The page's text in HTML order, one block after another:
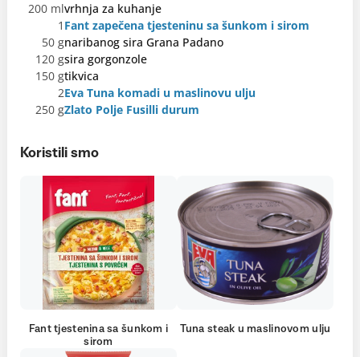
200 mlvrhnja za kuhanje
1 Fant zapečena tjesteninu sa šunkom i sirom
50 gnaribanog sira Grana Padano
120 gsira gorgonzole
150 gtikvica
2Eva Tuna komadi u maslinovu ulju
250 gZlato Polje Fusilli durum
Koristili smo
Fant tjestenina sa šunkom i
sirom
Tuna steak u maslinovom ulju